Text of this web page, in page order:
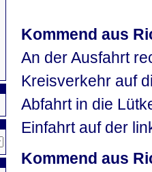
Kommend aus
An der Ausfahrt
Kreisverkehr auf
Abfahrt in die
Einfahrt auf der
Kommend aus